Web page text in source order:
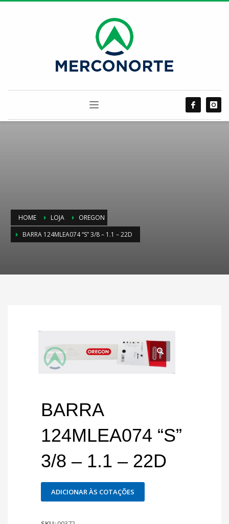
HOME LOJA
OREGON
BARRA 124MLEA074 “S” 3/8 – 1.1 – 22D
BARRA
124MLEA074 “S”
3/8 – 1.1 – 22D
ADICIONAR ÀS COTAÇÕES